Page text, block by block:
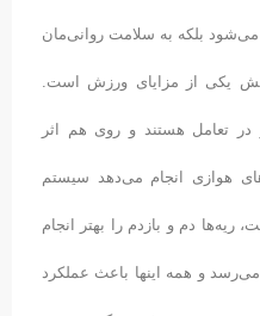
بلکه به سلامت روانی‌مان
یکی از مزایای ورزش است.
تعامل هستند و روی هم اثر
هوازی انجام می‌دهد سیستم
دم و بازدم را بهتر انجام
و همه اینها باعث عملکرد